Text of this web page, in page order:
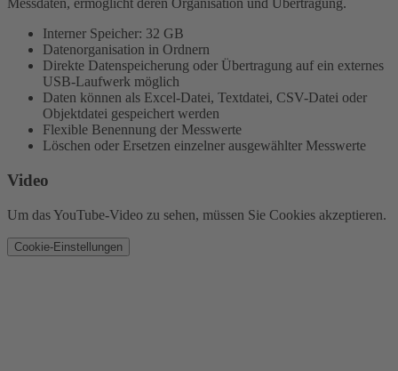
Messdaten, ermöglicht deren Organisation und Übertragung.
Interner Speicher: 32 GB
Datenorganisation in Ordnern
Direkte Datenspeicherung oder Übertragung auf ein externes
USB-Laufwerk möglich
Daten können als Excel-Datei, Textdatei, CSV-Datei oder
Objektdatei gespeichert werden
Flexible Benennung der Messwerte
Löschen oder Ersetzen einzelner ausgewählter Messwerte
Video
Um das YouTube-Video zu sehen, müssen Sie Cookies akzeptieren.
Cookie-Einstellungen